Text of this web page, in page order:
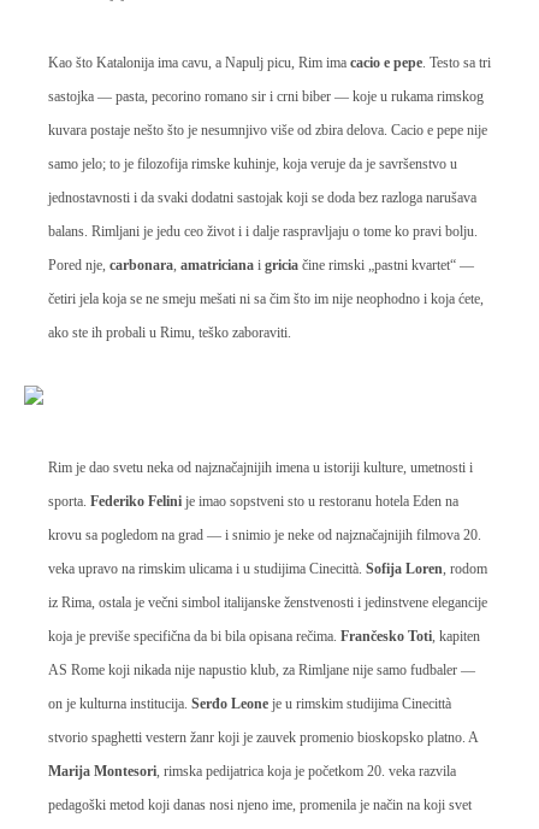
Kao što Katalonija ima cavu, a Napulj picu, Rim ima cacio e pepe. Testo sa tri
sastojka — pasta, pecorino romano sir i crni biber — koje u rukama rimskog
kuvara postaje nešto što je nesumnjivo više od zbira delova. Cacio e pepe nije
samo jelo; to je filozofija rimske kuhinje, koja veruje da je savršenstvo u
jednostavnosti i da svaki dodatni sastojak koji se doda bez razloga narušava
balans. Rimljani je jedu ceo život i i dalje raspravljaju o tome ko pravi bolju.
Pored nje, carbonara, amatriciana i gricia čine rimski „pastni kvartet“ —
četiri jela koja se ne smeju mešati ni sa čim što im nije neophodno i koja ćete,
ako ste ih probali u Rimu, teško zaboraviti.
Rim je dao svetu neka od najznačajnijih imena u istoriji kulture, umetnosti i
sporta. Federiko Felini je imao sopstveni sto u restoranu hotela Eden na
krovu sa pogledom na grad — i snimio je neke od najznačajnijih filmova 20.
veka upravo na rimskim ulicama i u studijima Cinecittà. Sofija Loren, rodom
iz Rima, ostala je večni simbol italijanske ženstvenosti i jedinstvene elegancije
koja je previše specifična da bi bila opisana rečima. Frančesko Toti, kapiten
AS Rome koji nikada nije napustio klub, za Rimljane nije samo fudbaler —
on je kulturna institucija. Serđo Leone je u rimskim studijima Cinecittà
stvorio spaghetti vestern žanr koji je zauvek promenio bioskopsko platno. A
Marija Montesori, rimska pedijatrica koja je početkom 20. veka razvila
pedagoški metod koji danas nosi njeno ime, promenila je način na koji svet